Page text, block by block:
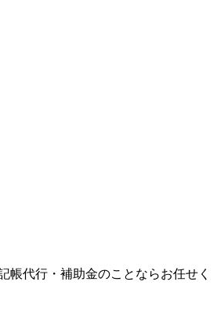
帳代行・補助金のことならお任せく